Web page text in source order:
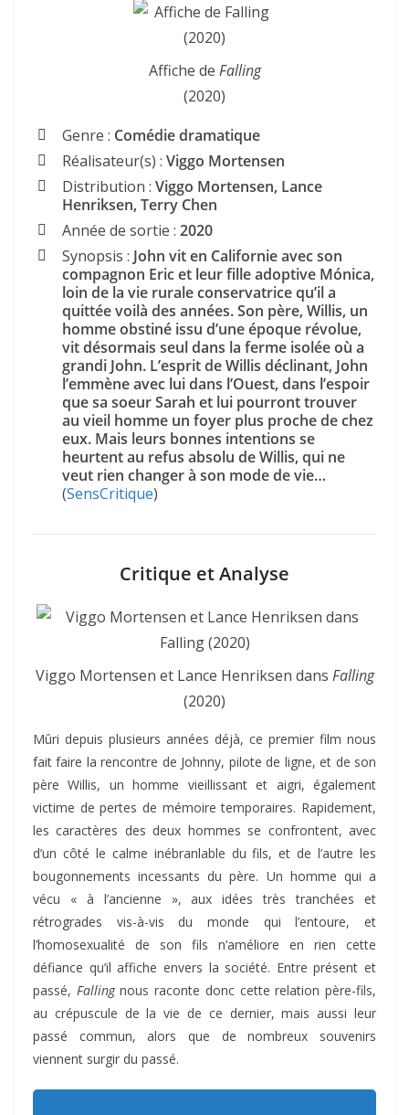
Affiche de Falling
(2020)
Genre : Comédie dramatique
Réalisateur(s) : Viggo Mortensen
Distribution : Viggo Mortensen, Lance
Henriksen, Terry Chen
Année de sortie : 2020
Synopsis : John vit en Californie avec son
compagnon Eric et leur fille adoptive Mónica,
loin de la vie rurale conservatrice qu’il a
quittée voilà des années. Son père, Willis, un
homme obstiné issu d’une époque révolue,
vit désormais seul dans la ferme isolée où a
grandi John. L’esprit de Willis déclinant, John
l’emmène avec lui dans l’Ouest, dans l’espoir
que sa soeur Sarah et lui pourront trouver
au vieil homme un foyer plus proche de chez
eux. Mais leurs bonnes intentions se
heurtent au refus absolu de Willis, qui ne
veut rien changer à son mode de vie…
(SensCritique)
Critique et Analyse
Viggo Mortensen et Lance Henriksen dans Falling
(2020)
Mûri depuis plusieurs années déjà, ce premier film nous
fait faire la rencontre de Johnny, pilote de ligne, et de son
père Willis, un homme vieillissant et aigri, également
victime de pertes de mémoire temporaires. Rapidement,
les caractères des deux hommes se confrontent, avec
d’un côté le calme inébranlable du fils, et de l’autre les
bougonnements incessants du père. Un homme qui a
vécu « à l’ancienne », aux idées très tranchées et
rétrogrades vis-à-vis du monde qui l’entoure, et
l’homosexualité de son fils n’améliore en rien cette
défiance qu’il affiche envers la société. Entre présent et
passé, Fallingnous raconte donc cette relation père-fils,
au crépuscule de la vie de ce dernier, mais aussi leur
passé commun, alors que de nombreux souvenirs
viennent surgir du passé.